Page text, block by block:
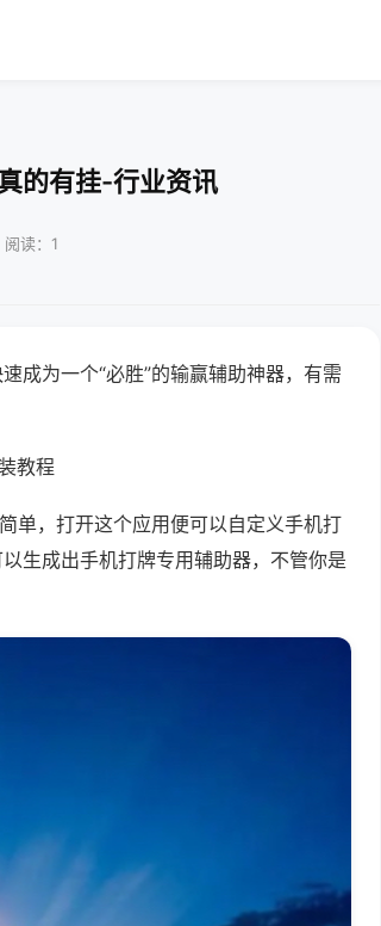
的有挂-行业资讯
读：1
成为一个“必胜”的输赢辅助神器，有需
教程
单，打开这个应用便可以自定义手机打
生成出手机打牌专用辅助器，不管你是